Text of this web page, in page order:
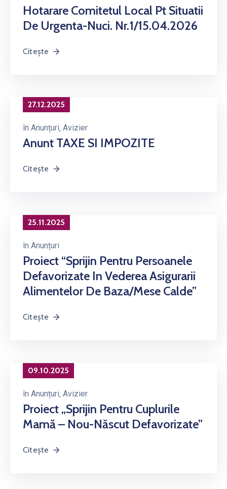
Hotarare Comitetul Local Pt Situatii
De Urgenta-Nuci. Nr.1/15.04.2026
Citește
27.12.2025
în Anunțuri‚ Avizier
Anunt TAXE SI IMPOZITE
Citește
25.11.2025
în Anunțuri
Proiect “Sprijin Pentru Persoanele
Defavorizate In Vederea Asigurarii
Alimentelor De Baza/mese Calde”
Citește
09.10.2025
în Anunțuri‚ Avizier
Proiect „Sprijin Pentru Cuplurile
Mamă – Nou-Născut Defavorizate”
Citește